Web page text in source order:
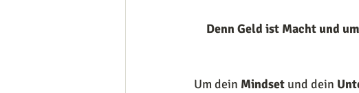
Denn Geld ist Macht und
Um dein Mindset und dein